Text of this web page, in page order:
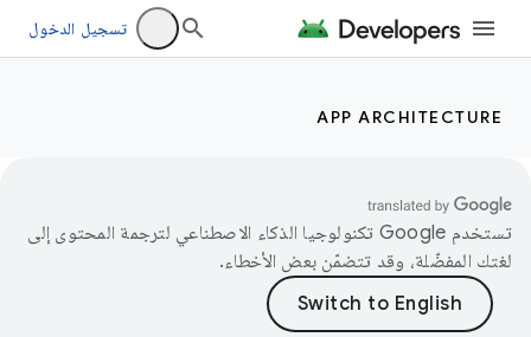
تسجيل الدخول
APP ARCHITECTURE
تستخدم Google تكنولوجيا الذكاء الاصطناعي لترجمة المحتوى إلى
لغتك المفضّلة، وقد تتضمّن بعض الأخطاء.